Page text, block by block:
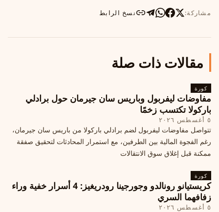
مشاركة: نسخ الرابط
مقالات ذات صلة
كورة
مفاوضات ليفربول وباريس سان جيرمان حول برادلي
باركولا تكتسب زخمًا
٥ أغسطس ٢٠٢٦
تتواصل مفاوضات ليفربول لضم برادلي باركولا من باريس سان جيرمان،
رغم الفجوة المالية بين الطرفين، مع استمرار المحادثات لتحقيق صفقة
ممكنة قبل إغلاق سوق الانتقالات
كورة
كريستيانو رونالدو وجورجينا رودريغيز: 4 أسرار خفية وراء
زفافهما السري
٥ أغسطس ٢٠٢٦